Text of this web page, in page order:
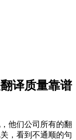
译质量靠谱
他们公司所有的翻
，看到不通顺的句